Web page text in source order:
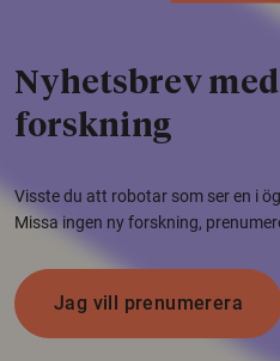
Nyhetsbrev
forskning
Visste du att robotar som ser en i
Missa ingen ny forskning,
Jag vill prenumerera